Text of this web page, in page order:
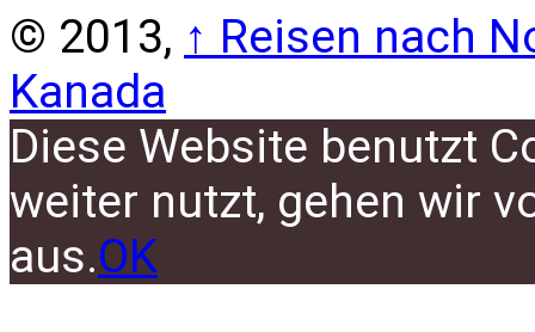
© 2013, ↑ Reisen nach
Kanada
Diese Website benutzt
weiter nutzt, gehen wir
aus.OK